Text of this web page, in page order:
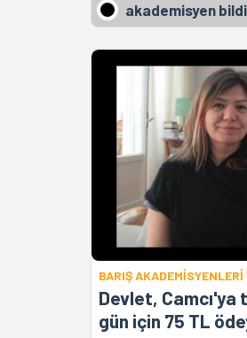
akademisyen
BARIŞ
Devlet, Camcı'ya
gün için 75 TL